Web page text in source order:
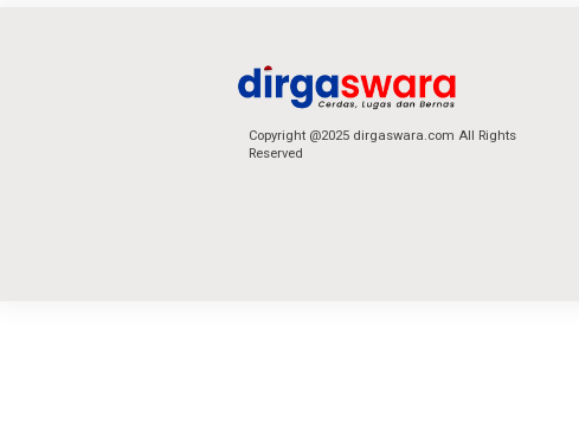
Copyright @2025 dirgaswara.com All Rights
Reserved